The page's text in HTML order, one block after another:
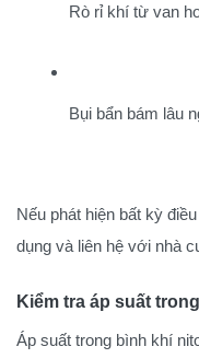
Rò rỉ khí từ van
Bụi bẩn bám lâu
Nếu phát hiện bất kỳ
dụng và liên hệ với nhà
Kiểm tra áp suất
Áp suất trong bình khí